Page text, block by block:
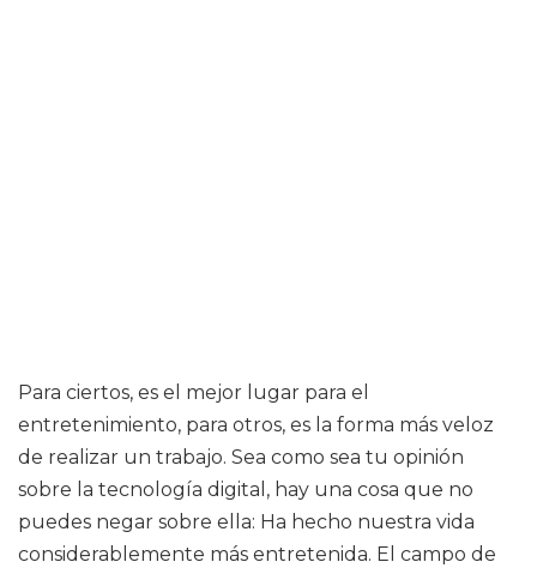
Para ciertos, es el mejor lugar para el
entretenimiento, para otros, es la forma más veloz
de realizar un trabajo. Sea como sea tu opinión
sobre la tecnología digital, hay una cosa que no
puedes negar sobre ella: Ha hecho nuestra vida
considerablemente más entretenida. El campo de